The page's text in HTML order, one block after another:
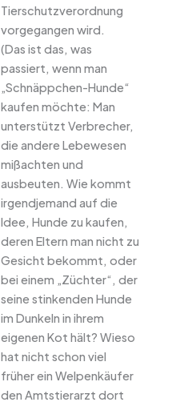
Tierschutzverordnung
vorgegangen wird.
(Das ist das, was
passiert, wenn man
„Schnäppchen-Hunde“
kaufen möchte: Man
unterstützt Verbrecher,
die andere Lebewesen
mißachten und
ausbeuten. Wie kommt
irgendjemand auf die
Idee, Hunde zu kaufen,
deren Eltern man nicht zu
Gesicht bekommt, oder
bei einem „Züchter“, der
seine stinkenden Hunde
im Dunkeln in ihrem
eigenen Kot hält? Wieso
hat nicht schon viel
früher ein Welpenkäufer
den Amtstierarzt dort